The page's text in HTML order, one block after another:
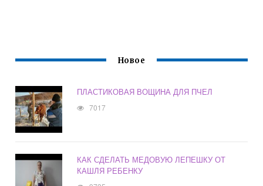
Новое
ПЛАСТИКОВАЯ ВОЩИНА ДЛЯ ПЧЕЛ
7017
КАК СДЕЛАТЬ МЕДОВУЮ ЛЕПЕШКУ ОТ
КАШЛЯ РЕБЕНКУ